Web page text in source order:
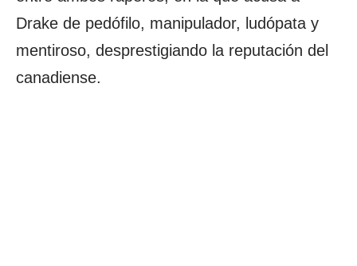
Drake de pedófilo, manipulador, ludópata y
mentiroso, desprestigiando la reputación del
canadiense.